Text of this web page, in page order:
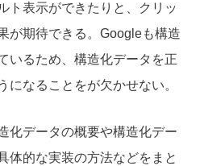
ト表示ができたりと、クリッ
が期待できる。Googleも構造
いるため、構造化データを正
になることをが欠かせない。
化データの概要や構造化デー
体的な実装の方法などをまと